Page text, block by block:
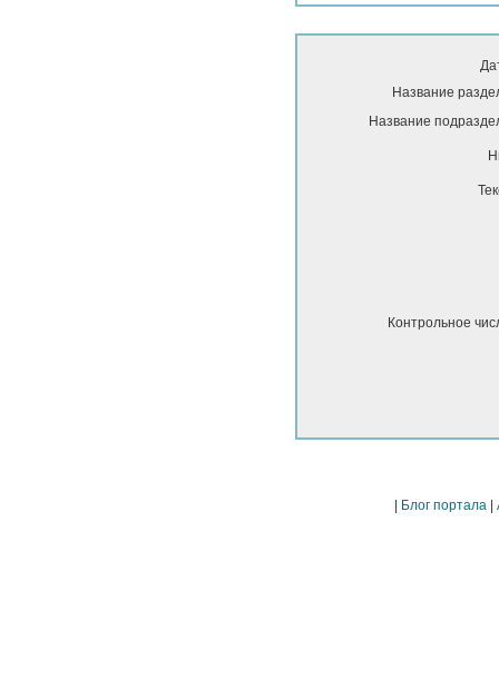
Название
Название
Контрольное
Блог портала